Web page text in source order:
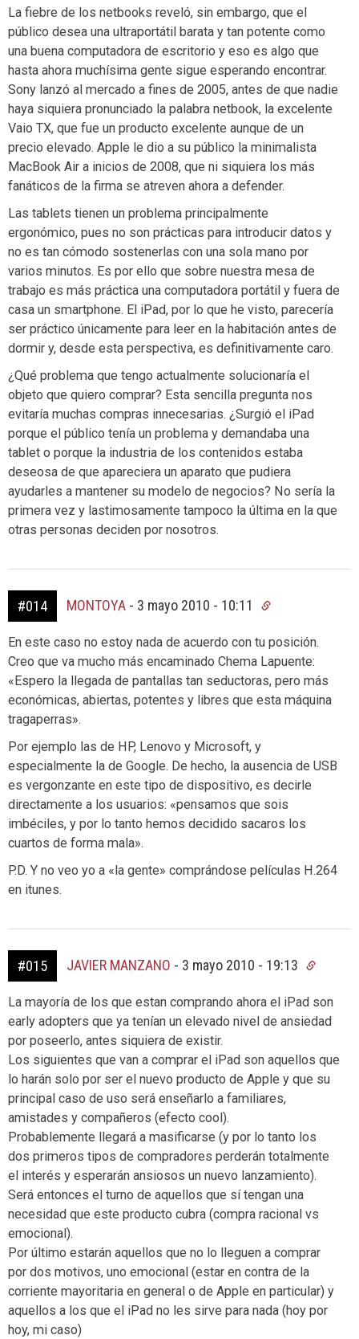
La fiebre de los netbooks reveló, sin embargo, que el
público desea una ultraportátil barata y tan potente como
una buena computadora de escritorio y eso es algo que
hasta ahora muchísima gente sigue esperando encontrar.
Sony lanzó al mercado a fines de 2005, antes de que nadie
haya siquiera pronunciado la palabra netbook, la excelente
Vaio TX, que fue un producto excelente aunque de un
precio elevado. Apple le dio a su público la minimalista
MacBook Air a inicios de 2008, que ni siquiera los más
fanáticos de la firma se atreven ahora a defender.
Las tablets tienen un problema principalmente
ergonómico, pues no son prácticas para introducir datos y
no es tan cómodo sostenerlas con una sola mano por
varios minutos. Es por ello que sobre nuestra mesa de
trabajo es más práctica una computadora portátil y fuera de
casa un smartphone. El iPad, por lo que he visto, parecería
ser práctico únicamente para leer en la habitación antes de
dormir y, desde esta perspectiva, es definitivamente caro.
¿Qué problema que tengo actualmente solucionaría el
objeto que quiero comprar? Esta sencilla pregunta nos
evitaría muchas compras innecesarias. ¿Surgió el iPad
porque el público tenía un problema y demandaba una
tablet o porque la industria de los contenidos estaba
deseosa de que apareciera un aparato que pudiera
ayudarles a mantener su modelo de negocios? No sería la
primera vez y lastimosamente tampoco la última en la que
otras personas deciden por nosotros.
#014 MONTOYA - 3 mayo 2010 - 10:11
En este caso no estoy nada de acuerdo con tu posición.
Creo que va mucho más encaminado Chema Lapuente:
«Espero la llegada de pantallas tan seductoras, pero más
económicas, abiertas, potentes y libres que esta máquina
tragaperras».
Por ejemplo las de HP, Lenovo y Microsoft, y
especialmente la de Google. De hecho, la ausencia de USB
es vergonzante en este tipo de dispositivo, es decirle
directamente a los usuarios: «pensamos que sois
imbéciles, y por lo tanto hemos decidido sacaros los
cuartos de forma mala».
P.D. Y no veo yo a «la gente» comprándose películas H.264
en itunes.
#015 JAVIER MANZANO - 3 mayo 2010 - 19:13
La mayoría de los que estan comprando ahora el iPad son
early adopters que ya tenían un elevado nivel de ansiedad
por poseerlo, antes siquiera de existir.
Los siguientes que van a comprar el iPad son aquellos que
lo harán solo por ser el nuevo producto de Apple y que su
principal caso de uso será enseñarlo a familiares,
amistades y compañeros (efecto cool).
Probablemente llegará a masificarse (y por lo tanto los
dos primeros tipos de compradores perderán totalmente
el interés y esperarán ansiosos un nuevo lanzamiento).
Será entonces el turno de aquellos que sí tengan una
necesidad que este producto cubra (compra racional vs
emocional).
Por último estarán aquellos que no lo lleguen a comprar
por dos motivos, uno emocional (estar en contra de la
corriente mayoritaria en general o de Apple en particular) y
aquellos a los que el iPad no les sirve para nada (hoy por
hoy, mi caso)